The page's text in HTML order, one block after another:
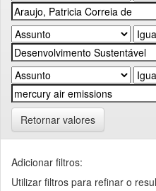
Retornar valores
Adicionar filtros:
Utilizar filtros para refinar o